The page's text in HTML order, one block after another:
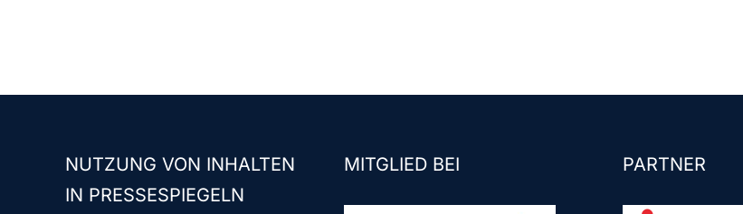
NUTZUNG VON INHALTEN
IN PRESSESPIEGELN
MITGLIED BEI PARTNER